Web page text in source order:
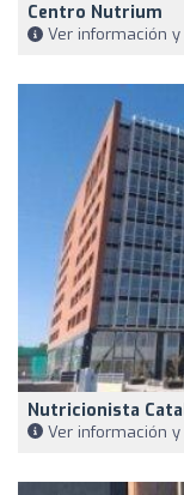
Centro Nutrium
Ver información
Nutricionista
Ver información